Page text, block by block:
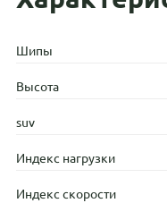
Шипы
Высота
suv
Индекс нагрузки
Индекс скорости